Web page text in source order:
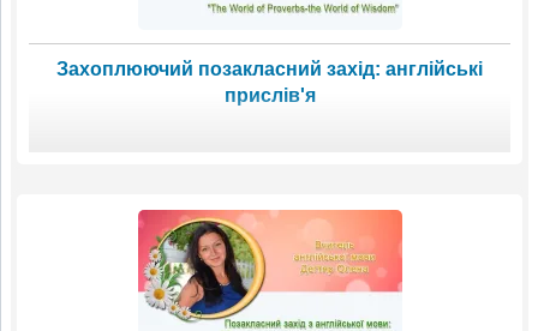
Захоплюючий позакласний захід: англійські
прислів'я